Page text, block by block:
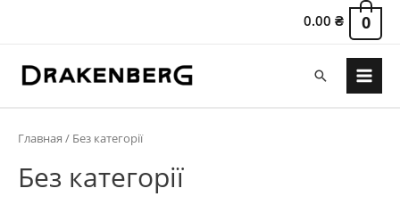
0.00₴ 0
Поиск
Main
Главная / Без категорії
Без категорії